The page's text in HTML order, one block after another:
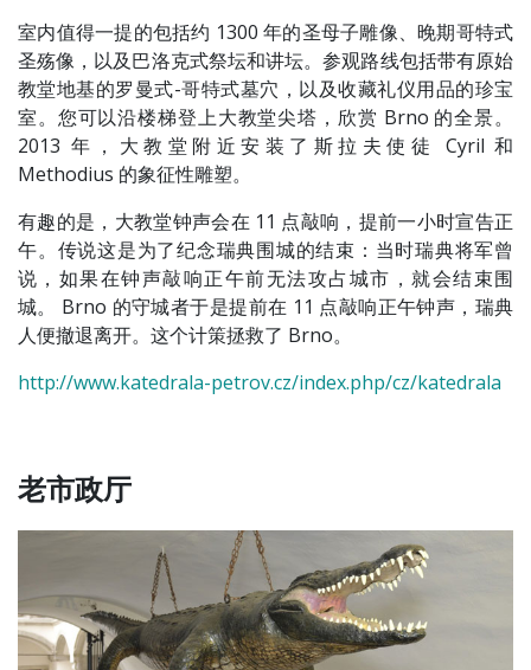
室内值得一提的包括约 1300 年的圣母子雕像、晚期哥特式
圣殇像，以及巴洛克式祭坛和讲坛。参观路线包括带有原始
教堂地基的罗曼式-哥特式墓穴，以及收藏礼仪用品的珍宝
室。您可以沿楼梯登上大教堂尖塔，欣赏 Brno 的全景。
2013 年，大教堂附近安装了斯拉夫使徒 Cyril 和
Methodius 的象征性雕塑。
有趣的是，大教堂钟声会在 11 点敲响，提前一小时宣告正
午。传说这是为了纪念瑞典围城的结束：当时瑞典将军曾
说，如果在钟声敲响正午前无法攻占城市，就会结束围
城。 Brno 的守城者于是提前在 11 点敲响正午钟声，瑞典
人便撤退离开。这个计策拯救了 Brno。
http://www.katedrala-petrov.cz/index.php/cz/katedrala
老市政厅